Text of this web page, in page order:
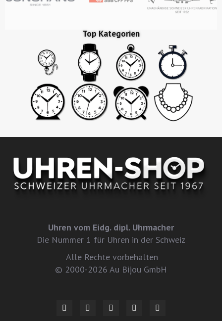
Top Kategorien
Uhren vom Eidg. dipl. Uhrmacher
Die Nummer 1 für Uhren in der Schweiz
Alle Rechte vorbehalten
© 2000-2026 Au Bijou GmbH